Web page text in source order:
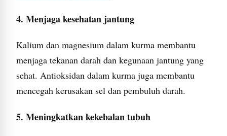
4. Menjaga kesehatan jantung
Kalium dan magnesium dalam kurma membantu
menjaga tekanan darah dan kegunaan jantung yang
sehat. Antioksidan dalam kurma juga membantu
mencegah kerusakan sel dan pembuluh darah.
5. Meningkatkan kekebalan tubuh